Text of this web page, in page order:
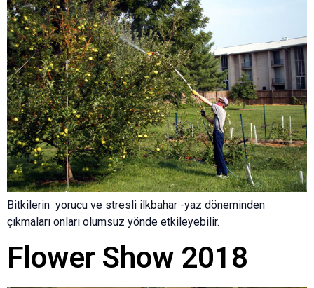
Bitkilerin yorucu ve stresli ilkbahar -yaz döneminden
çıkmaları onları olumsuz yönde etkileyebilir.
Flower Show 2018